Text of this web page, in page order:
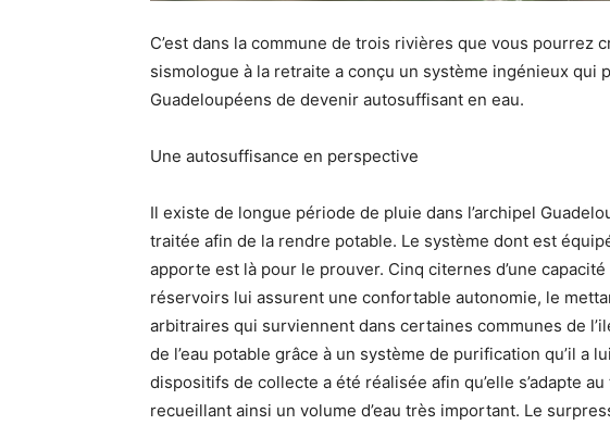
C’est dans la commune de trois rivières que vous pourrez
sismologue à la retraite a conçu un système ingénieux qui
Guadeloupéens de devenir autosuffisant en eau.
Une autosuffisance en perspective
Il existe de longue période de pluie dans l’archipel
traitée afin de la rendre potable. Le système dont est
apporte est là pour le prouver. Cinq citernes d’une
réservoirs lui assurent une confortable autonomie, le
arbitraires qui surviennent dans certaines communes de
de l’eau potable grâce à un système de purification qu’il a
dispositifs de collecte a été réalisée afin qu’elle s’adapte
recueillant ainsi un volume d’eau très important. Le